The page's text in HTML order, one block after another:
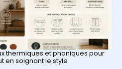
thermiques et phoniques pour
en soignant le style